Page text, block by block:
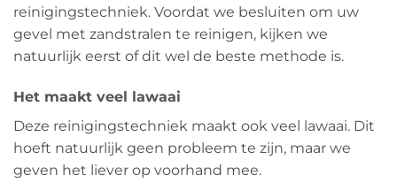
reinigingstechniek. Voordat we besluiten om uw
gevel met zandstralen te reinigen, kijken we
natuurlijk eerst of dit wel de beste methode is.
Het maakt veel lawaai
Deze reinigingstechniek maakt ook veel lawaai. Dit
hoeft natuurlijk geen probleem te zijn, maar we
geven het liever op voorhand mee.